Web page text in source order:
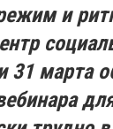
и
31 марта